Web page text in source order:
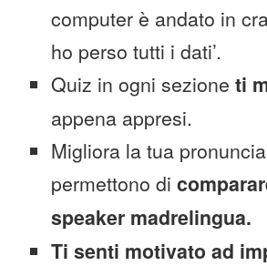
computer è andato in
ho perso tutti i dati’.
Quiz in ogni sezione ti
appena appresi.
Migliora la tua
permettono di
speaker madrelingua.
Ti senti motivato ad